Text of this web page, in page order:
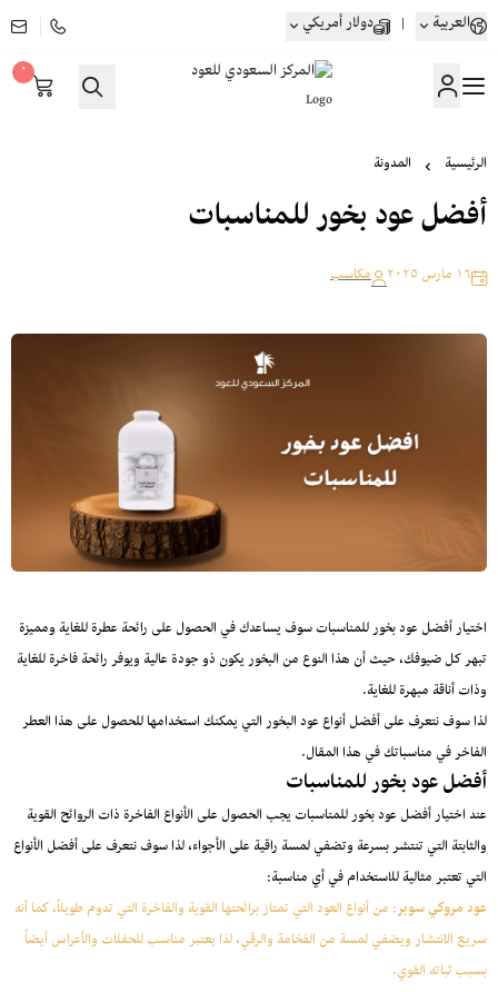
العربية | دولار أمريكي
المركز السعودي للعود
٠
الرئيسية المدونة
أفضل عود بخور للمناسبات
١٦ مارس ٢٠٢٥ مكاسب
اختيار أفضل عود بخور للمناسبات سوف يساعدك في الحصول على رائحة عطرة للغاية ومميزة
تبهر كل ضيوفك، حيث أن هذا النوع من البخور يكون ذو جودة عالية ويوفر رائحة فاخرة للغاية
وذات أناقة مبهرة للغاية.
لذا سوف نتعرف على أفضل أنواع عود البخور التي يمكنك استخدامها للحصول على هذا العطر
الفاخر في مناسباتك في هذا المقال.
أفضل عود بخور للمناسبات
عند اختيار أفضل عود بخور للمناسبات يجب الحصول على الأنواع الفاخرة ذات الروائح القوية
والثابتة التي تنتشر بسرعة وتضفي لمسة راقية على الأجواء، لذا سوف نتعرف على أفضل الأنواع
التي تعتبر مثالية للاستخدام في أي مناسبة:
عود مروكي سوبر: من أنواع العود التي تمتاز برائحتها القوية والفاخرة التي تدوم طويلاً، كما أنه
سريع الانتشار ويضفي لمسة من الفخامة والرقي، لذا يعتبر مناسب للحفلات والأعراس أيضاً
بسبب ثباته القوي.